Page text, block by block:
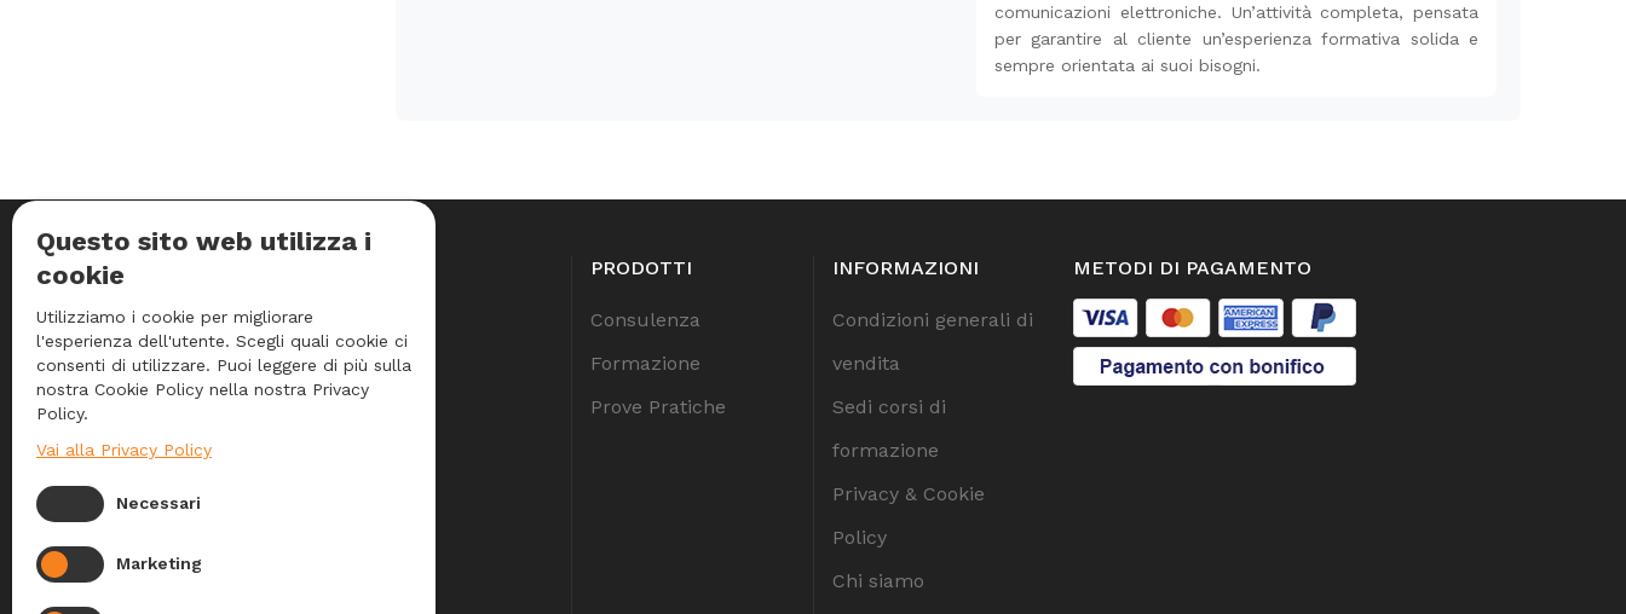
comunicazioni elettroniche. Un’attività completa, pensata
per garantire al cliente un’esperienza formativa solida e
sempre orientata ai suoi bisogni.
INFORMAZIONI DI CONTATTO
Indirizzo:Silaq Service Srl
Via Giuseppe Di Vittorio, 23
20068 Peschiera Borromeo (MI)
Telefono:+39 02 250 341
E-mail: infsilaq@silaq.it
PRODOTTI
Consulenza
Formazione
Prove Pratiche
INFORMAZIONI
Condizioni generali di
vendita
Sedi corsi di
formazione
Privacy & Cookie
Policy
Chi siamo
METODI DI PAGAMENTO
Questo sito web utilizza i
cookie
Utilizziamo i cookie per migliorare
l'esperienza dell'utente. Scegli quali cookie ci
consenti di utilizzare. Puoi leggere di più sulla
nostra Cookie Policy nella nostra Privacy
Policy.
Vai alla Privacy Policy
Necessari
Marketing